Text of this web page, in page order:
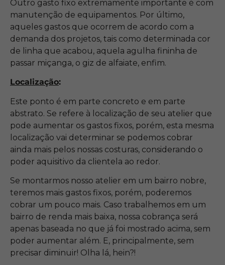
Outro gasto fixo extremamente importante é com
manutenção de equipamentos. Por último,
aqueles gastos que ocorrem de acordo com a
demanda dos projetos, tais como determinada cor
de linha que acabou, aquela agulha fininha de
passar miçanga, o giz de alfaiate, enfim.
Localização:
Este ponto é em parte concreto e em parte
abstrato. Se refere à localização de seu atelier que
pode aumentar os gastos fixos, porém, esta mesma
localização vai determinar se podemos cobrar
ainda mais pelos nossas costuras, considerando o
poder aquisitivo da clientela ao redor.
Se montarmos nosso atelier em um bairro nobre,
teremos mais gastos fixos, porém, poderemos
cobrar um pouco mais. Caso trabalhemos em um
bairro de renda mais baixa, nossa cobrança será
apenas baseada no que já foi mostrado acima, sem
poder aumentar além. E, principalmente, sem
precisar diminuir! Olha lá, hein?!